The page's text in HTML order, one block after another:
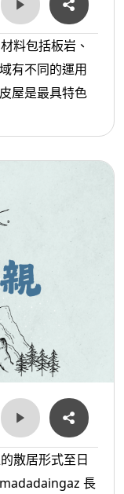
料包括板岩、
有不同的運用
屋是最具特色
散居形式至日
長